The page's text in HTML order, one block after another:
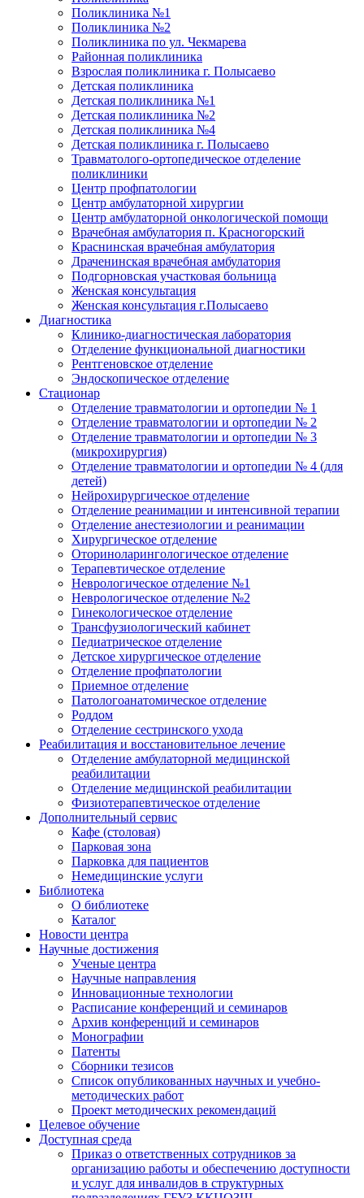
Поликлиника №1
Поликлиника №2
Поликлиника по ул. Чекмарева
Районная поликлиника
Взрослая поликлиника г. Полысаево
Детская поликлиника
Детская поликлиника №1
Детская поликлиника №2
Детская поликлиника №4
Детская поликлиника г. Полысаево
Травматолого-ортопедическое отделение
поликлиники
Центр профпатологии
Центр амбулаторной хирургии
Центр амбулаторной онкологической помощи
Врачебная амбулатория п. Красногорский
Краснинская врачебная амбулатория
Драченинская врачебная амбулатория
Подгорновская участковая больница
Женская консультация
Женская консультация г.Полысаево
Диагностика
Клинико-диагностическая лаборатория
Отделение функциональной диагностики
Рентгеновское отделение
Эндоскопическое отделение
Стационар
Отделение травматологии и ортопедии № 1
Отделение травматологии и ортопедии № 2
Отделение травматологии и ортопедии № 3
(микрохирургия)
Отделение травматологии и ортопедии № 4 (для
детей)
Нейрохирургическое отделение
Отделение реанимации и интенсивной терапии
Отделение анестезиологии и реанимации
Хирургическое отделение
Оториноларингологическое отделение
Терапевтическое отделение
Неврологическое отделение №1
Неврологическое отделение №2
Гинекологическое отделение
Трансфузиологический кабинет
Педиатрическое отделение
Детское хирургическое отделение
Отделение профпатологии
Приемное отделение
Патологоанатомическое отделение
Роддом
Отделение сестринского ухода
Реабилитация и восстановительное лечение
Отделение амбулаторной медицинской
реабилитации
Отделение медицинской реабилитации
Физиотерапевтическое отделение
Дополнительный сервис
Кафе (столовая)
Парковая зона
Парковка для пациентов
Немедицинские услуги
Библиотека
О библиотеке
Каталог
Новости центра
Научные достижения
Ученые центра
Научные направления
Инновационные технологии
Расписание конференций и семинаров
Архив конференций и семинаров
Монографии
Патенты
Сборники тезисов
Список опубликованных научных и учебно-
методических работ
Проект методических рекомендаций
Целевое обучение
Доступная среда
Приказ о ответственных сотрудников за
организацию работы и обеспечению доступности
и услуг для инвалидов в структурных